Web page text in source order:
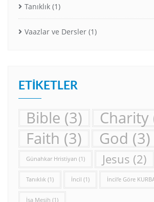
Tanıklık (1)
Vaazlar ve Dersler (1)
ETIKETLER
Bible (3) Charity
Faith (3) God (3)
Günahkar Hristiyan (1) Jesus (2)
Tanıklık (1) İncil (1) İncil’e Göre
İsa Mesih (1)